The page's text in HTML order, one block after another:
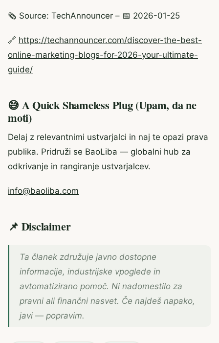
🗞️ Source: TechAnnouncer – 📅 2026-01-25
🔗 https://techannouncer.com/discover-the-best-
online-marketing-blogs-for-2026-your-ultimate-
guide/
😅 A Quick Shameless Plug (Upam, da ne
moti)
Delaj z relevantnimi ustvarjalci in naj te opazi prava
publika. Pridruži se BaoLiba — globalni hub za
odkrivanje in rangiranje ustvarjalcev.
info@baoliba.com
📌 Disclaimer
Ta članek združuje javno dostopne
informacije, industrijske vpoglede in
avtomatizirano pomoč. Ni nadomestilo za
pravni ali finančni nasvet. Če najdeš napako,
javi — popravim.